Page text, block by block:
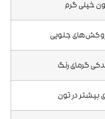
خیلی گرم
جلویی
گرمای رنگ
بیشتر در تون